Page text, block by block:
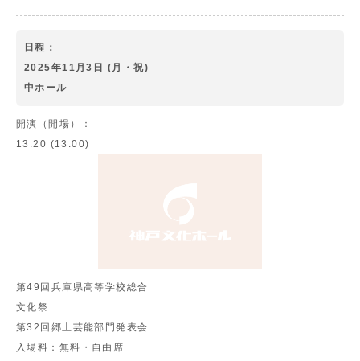
日程：
2025年11月3日 (月・祝)
中ホール
開演（開場）：
13:20 (13:00)
第49回兵庫県高等学校総合
文化祭
第32回郷土芸能部門発表会
入場料： 無料・自由席